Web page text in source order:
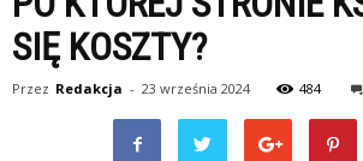
SIĘ KOSZTY?
Przez Redakcja - 23 września 2024 484